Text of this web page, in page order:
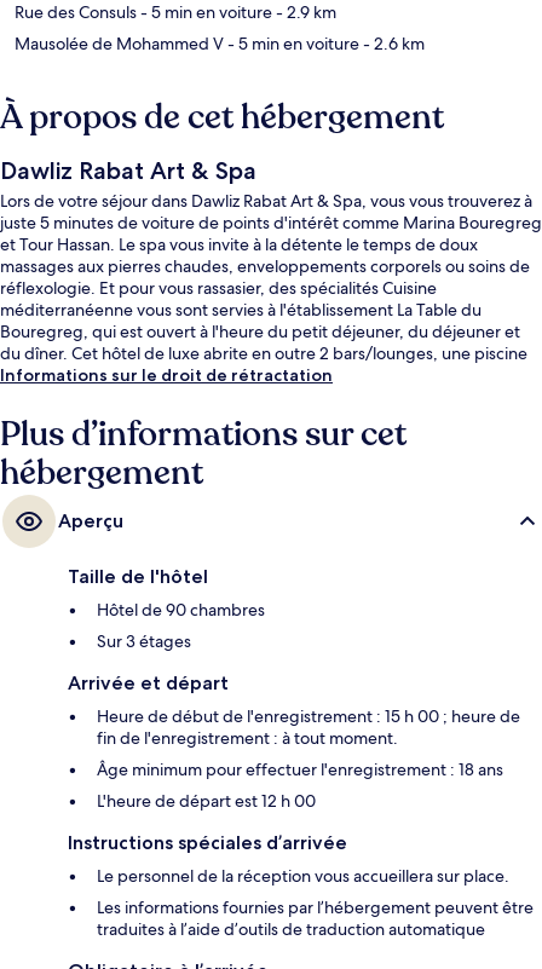
Rue des Consuls- 5 min en voiture- 2.9 km
Mausolée de Mohammed V- 5 min en voiture- 2.6 km
À propos de cet hébergement
Dawliz Rabat Art & Spa
Lors de votre séjour dans Dawliz Rabat Art & Spa, vous vous trouverez à
juste 5 minutes de voiture de points d'intérêt comme Marina Bouregreg
et Tour Hassan. Le spa vous invite à la détente le temps de doux
massages aux pierres chaudes, enveloppements corporels ou soins de
réflexologie. Et pour vous rassasier, des spécialités Cuisine
méditerranéenne vous sont servies à l'établissement La Table du
Bouregreg, qui est ouvert à l'heure du petit déjeuner, du déjeuner et
du dîner. Cet hôtel de luxe abrite en outre 2 bars/lounges, une piscine
extérieure et un bar en bord de piscine. L'hébergement se situe à une
Lamrissa se trouve à 9 min et Arrêt de tram Gare de Salé, à 15 min.
Informations sur le droit de rétractation
Plus d’informations sur cet
hébergement
Aperçu
Taille de l'hôtel
Hôtel de 90 chambres
Sur 3 étages
Arrivée et départ
Heure de début de l'enregistrement : 15 h 00 ; heure de
fin de l'enregistrement : à tout moment.
Âge minimum pour effectuer l'enregistrement : 18 ans
L'heure de départ est 12 h 00
Instructions spéciales d’arrivée
Le personnel de la réception vous accueillera sur place.
Les informations fournies par l’hébergement peuvent être
traduites à l’aide d’outils de traduction automatique